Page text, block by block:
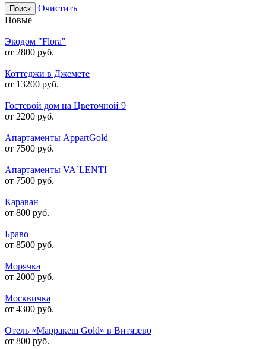
Поиск
Очистить
Новые
Экодом "Flora"
от 2800 руб.
Коттеджи в Джемете
от 13200 руб.
Гостевой дом на Цветочной 9
от 2200 руб.
Апартаменты AppartGold
от 7500 руб.
Апартаменты VA`LENTI
от 7500 руб.
Караван
от 800 руб.
Браво
от 8500 руб.
Морячка
от 2000 руб.
Москвичка
от 4300 руб.
Отель «Марракеш Gold» в Витязево
от 800 руб.